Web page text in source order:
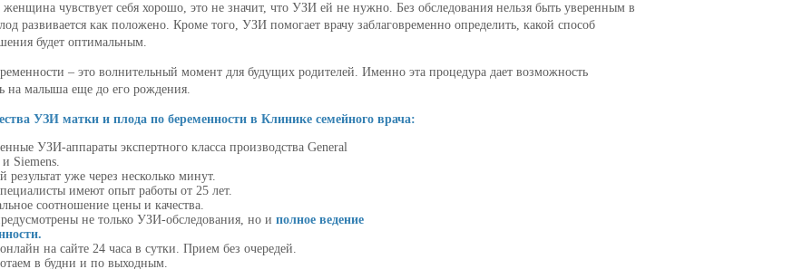
чувствует себя хорошо, это не значит, что УЗИ ей не нужно. Без обследования нельзя быть уверенным в
развивается как положено. Кроме того, УЗИ помогает врачу заблаговременно определить, какой способ
будет оптимальным.
– это волнительный момент для будущих родителей. Именно эта процедура дает возможность
на малыша еще до его рождения.
УЗИ матки и плода по беременности в Клинике семейного врача:
УЗИ-аппараты экспертного класса производства General
Siemens.
результат уже через несколько минут.
имеют опыт работы от 25 лет.
соотношение цены и качества.
не только УЗИ-обследования, но и полное ведение
на сайте 24 часа в сутки. Прием без очередей.
в будни и по выходным.